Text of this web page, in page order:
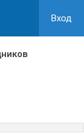
Вход